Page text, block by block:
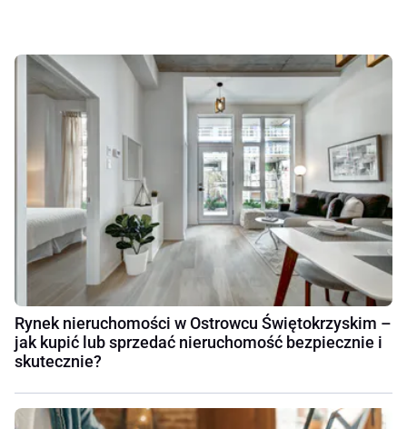
Rynek nieruchomości w Ostrowcu Świętokrzyskim –
jak kupić lub sprzedać nieruchomość bezpiecznie i
skutecznie?